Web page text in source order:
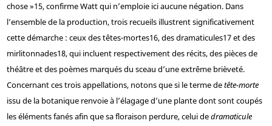
chose »15, confirme Watt qui n’emploie ici aucune négation. Dans
l’ensemble de la production, trois recueils illustrent significativement
cette démarche : ceux des têtes-mortes16, des dramaticules17et des
mirlitonnades18, qui incluent respectivement des récits, des pièces de
théâtre et des poèmes marqués du sceau d’une extrême brièveté.
Concernant ces trois appellations, notons que si le terme detête-morte
issu de la botanique renvoie à l’élagage d’une plante dont sont coupés
les éléments fanés afin que sa floraison perdure, celui dedramaticule